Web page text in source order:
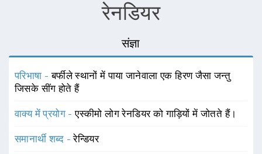
रेनडियर
संज्ञा
परिभाषा -बर्फीले स्थानों में पाया जानेवाला एक हिरण जैसा जन्तु
जिसके सींग होते हैं
वाक्य में प्रयोग -एस्कीमो लोग रेनडियर को गाड़ियों में जोतते हैं।
समानार्थी शब्द -रेन्डियर